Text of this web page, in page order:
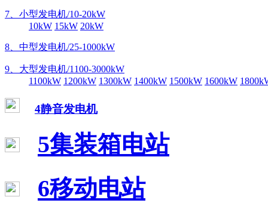
7、小型发电机/10-20kW
10kW 15kW 20kW
8、中型发电机/25-1000kW
9、大型发电机/1100-3000kW
1100kW 1200kW 1300kW 1400kW 1500kW 1600kW
4静音发电机
5集装箱电站
6移动电站